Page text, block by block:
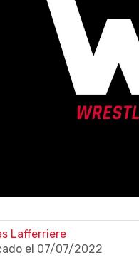
Lafferriere
el 07/07/2022